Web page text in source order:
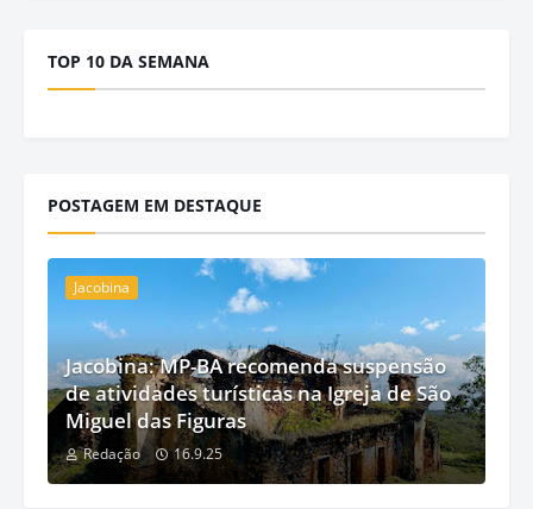
TOP 10 DA SEMANA
POSTAGEM EM DESTAQUE
Jacobina
Jacobina: MP-BA recomenda suspensão
de atividades turísticas na Igreja de São
Miguel das Figuras
Redação 16.9.25